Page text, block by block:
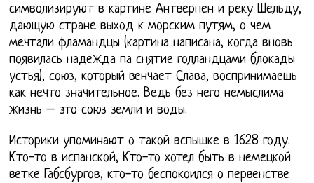
символизируют в картине Антверпен и реку Шельду,
дающую стране выход к морским путям, о чем
мечтали фламандцы (картина написана, когда вновь
появилась надежда па снятие голландцами блокады
устья), союз, который венчает Слава, воспринимаешь
как нечто значительное. Ведь без него немыслима
жизнь – это союз земли и воды.
Историки упоминают о такой вспышке в 1628 году.
Кто-то в испанской, Кто-то хотел быть в немецкой
ветке Габсбургов, кто-то беспокоился о первенстве